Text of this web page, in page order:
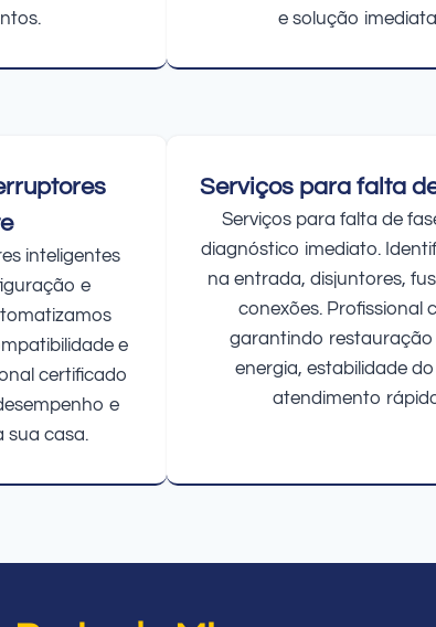
e solução
inteligentes
e
e
certificado
e
sua casa.
Serviços para falta
Serviços para falta de
diagnóstico imediato.
na entrada, disjuntores,
conexões. Profissional
garantindo restauração
energia, estabilidade
atendimento